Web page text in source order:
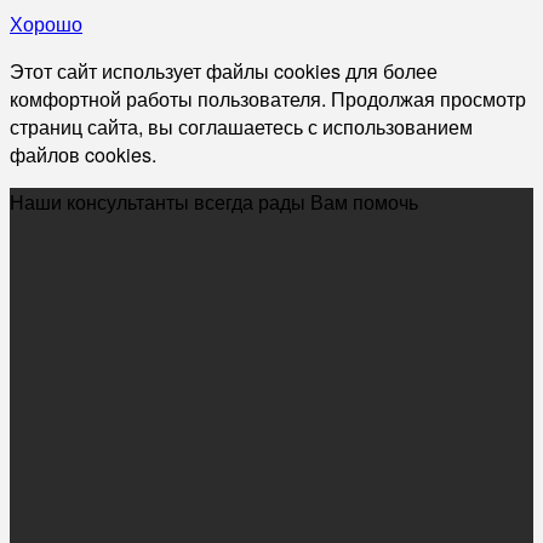
Хорошо
Этот сайт использует файлы cookies для более
комфортной работы пользователя. Продолжая просмотр
страниц сайта, вы соглашаетесь с использованием
файлов cookies.
Наши консультанты всегда рады Вам помочь